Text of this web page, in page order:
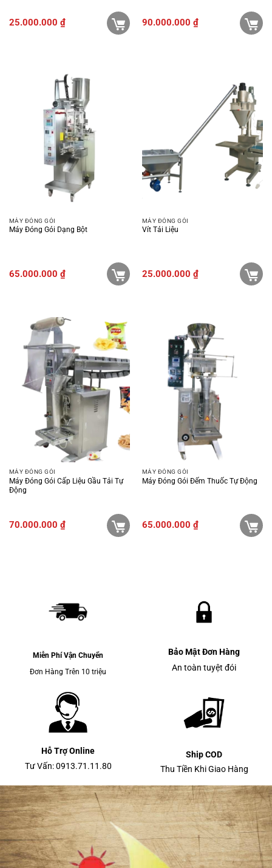
25.000.000 ₫ 90.000.000 ₫
MÁY ĐÓNG GÓI
Máy Đóng Gói Dạng Bột
65.000.000 ₫
MÁY ĐÓNG GÓI
Vít Tải Liệu
25.000.000 ₫
MÁY ĐÓNG GÓI
Máy Đóng Gói Cấp Liệu Gầu Tải Tự
Động
70.000.000 ₫
MÁY ĐÓNG GÓI
Máy Đóng Gói Đếm Thuốc Tự Động
65.000.000 ₫
Miễn Phí Vận Chuyển
Đơn Hàng Trên 10 triệu
Bảo Mật Đơn Hàng
An toàn tuyệt đói
Hỗ Trợ Online
Tư Vấn: 0913.71.11.80
Ship COD
Thu Tiền Khi Giao Hàng